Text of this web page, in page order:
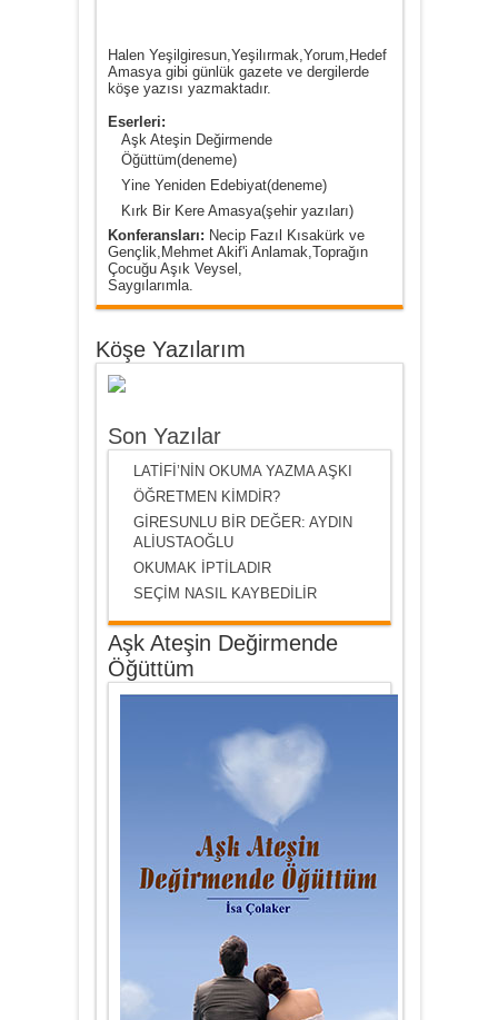
Halen Yeşilgiresun,Yeşilırmak,Yorum,Hedef
Amasya gibi günlük gazete ve dergilerde
köşe yazısı yazmaktadır.
Eserleri:
Aşk Ateşin Değirmende
Öğüttüm(deneme)
Yine Yeniden Edebiyat(deneme)
Kırk Bir Kere Amasya(şehir yazıları)
Konferansları: Necip Fazıl Kısakürk ve
Gençlik,Mehmet Akif'i Anlamak,Toprağın
Çocuğu Aşık Veysel,
Saygılarımla.
Köşe Yazılarım
Son Yazılar
LATİFİ’NİN OKUMA YAZMA AŞKI
ÖĞRETMEN KİMDİR?
GİRESUNLU BİR DEĞER: AYDIN
ALİUSTAOĞLU
OKUMAK İPTİLADIR
SEÇİM NASIL KAYBEDİLİR
Aşk Ateşin Değirmende
Öğüttüm